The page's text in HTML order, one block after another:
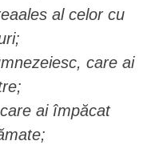
al celor cu
care ai
ai împăcat